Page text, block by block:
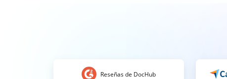
Reseñas de DocHub